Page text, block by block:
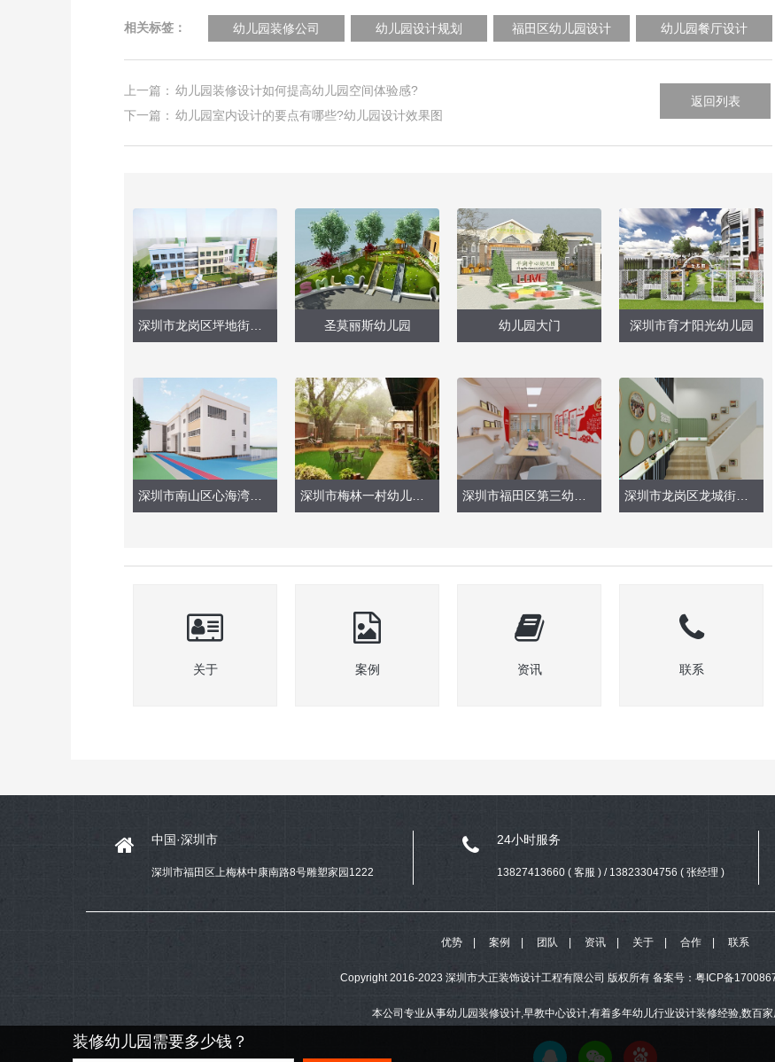
相关标签： 幼儿园装修公司 幼儿园设计规划 福田区幼儿园设计 幼儿园餐厅设计
返回列表
上一篇： 幼儿园装修设计如何提高幼儿园空间体验感?
下一篇： 幼儿园室内设计的要点有哪些?幼儿园设计效果图
圣莫丽斯幼儿园 幼儿园大门 深圳市育才阳光幼儿园
关于 案例 资讯 联系
中国·深圳市
深圳市福田区上梅林中康南路8号雕塑家园1222
24小时服务
13827413660 ( 客服 ) / 13823304756 ( 张经理 )
优势 案例 团队 资讯 关于 合作 联系
Copyright 2016-2023 深圳市大正装饰设计工程有限公司 版权所有 备案号： 粤ICP备
本公司专业从事幼儿园装修设计,早教中心设计,有着多年幼儿行业设计装修经验,数百
装修幼儿园需要多少钱？